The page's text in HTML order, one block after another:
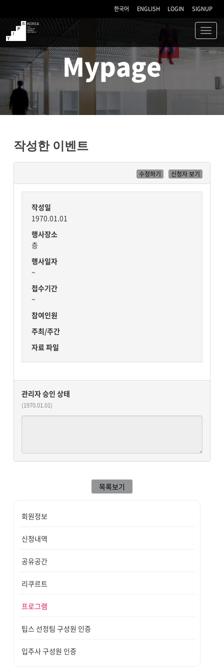
한국어 ENGLISH LOGIN SIGNUP
TIPS
Mypage
작성한 이벤트
수정하기 신청자 보기
작성일
1970.01.01
행사장소
층
행사일자
~
접수기간
~
참여인원
주최/주간
자료 파일
관리자 승인 상태
(1970.01.01)
목록보기
회원정보
신청내역
공유공간
리쿠르트
프로그램
팁스 선정팀 구성원 인증
입주사 구성원 인증